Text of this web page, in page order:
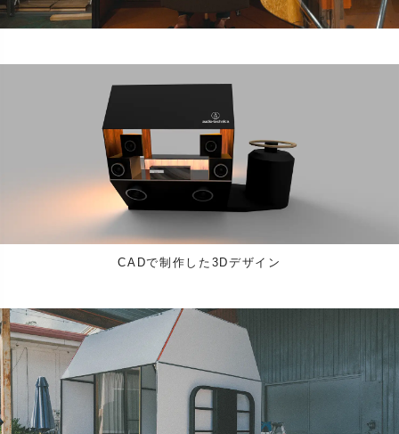
CADで制作した3Dデザイン